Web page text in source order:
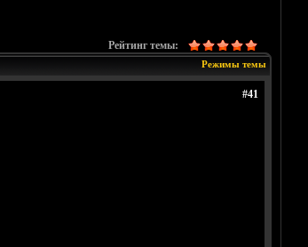
Рейтинг темы:
Режимы темы
#41